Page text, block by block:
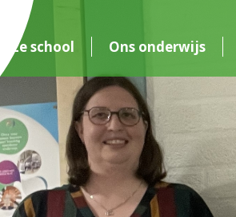
Onze school Ons onderwijs